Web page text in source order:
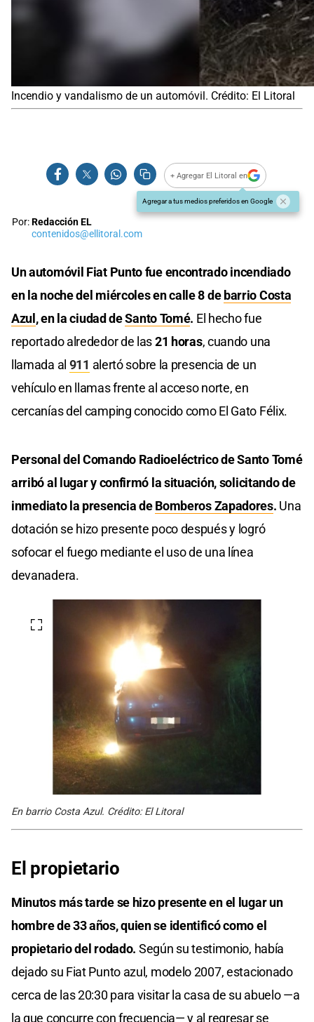
Incendio y vandalismo de un automóvil. Crédito: El Litoral
+ Agregar El Litoral en
Agregar a tus medios preferidos en Google
Por:Redacción EL
contenidos@ellitoral.com
Un automóvil Fiat Punto fue encontrado incendiado
en la noche del miércoles en calle 8 de barrio Costa
Azul , en la ciudad deSanto Tomé. El hecho fue
reportado alrededor de las21 horas, cuando una
llamada al 911 alertó sobre la presencia de un
vehículo en llamas frente al acceso norte, en
cercanías del camping conocido como El Gato Félix.
Personal del Comando Radioeléctrico de Santo Tomé
arribó al lugar y confirmó la situación, solicitando de
inmediato la presencia deBomberos Zapadores. Una
dotación se hizo presente poco después y logró
sofocar el fuego mediante el uso de una línea
devanadera.
En barrio Costa Azul. Crédito: El Litoral
El propietario
Minutos más tarde se hizo presente en el lugar un
hombre de 33 años, quien se identificó como el
propietario del rodado. Según su testimonio, había
dejado su Fiat Punto azul, modelo 2007, estacionado
cerca de las 20:30 para visitar la casa de su abuelo —a
la que concurre con frecuencia— y al regresar se